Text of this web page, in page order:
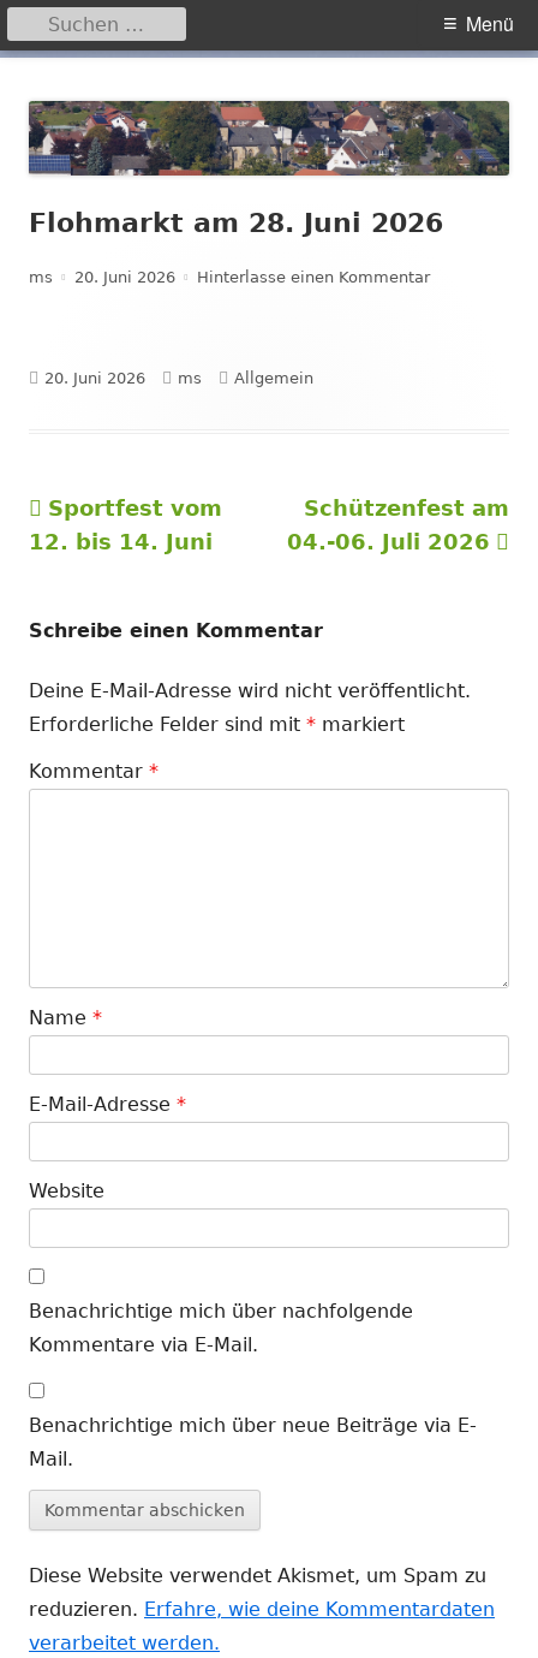
zum
Inhalt
Primäres
Menü
Suchen
nach:
Flohmarkt am 28. Juni 2026
Autor
ms Veröffentlicht
20. Juni 2026 Hinterlasse einen Kommentarzu Flohmarkt
Veröffentlicht
20. Juni 2026 Autor
ms Kategorien
Allgemein
Beitragsnavigation
Vorheriger
Beitrag:
Sportfest vom
12. bis 14. Juni
Nächster
Beitrag
Schützenfest am
04.-06. Juli 2026
Schreibe einen Kommentar
Deine E-Mail-Adresse wird nicht veröffentlicht.
Erforderliche Felder sind mit * markiert
Kommentar *
Name *
E-Mail-Adresse *
Website
Benachrichtige mich über nachfolgende
Kommentare via E-Mail.
Benachrichtige mich über neue Beiträge via E-
Mail.
Diese Website verwendet Akismet, um Spam zu
reduzieren. Erfahre, wie deine Kommentardaten
verarbeitet werden.